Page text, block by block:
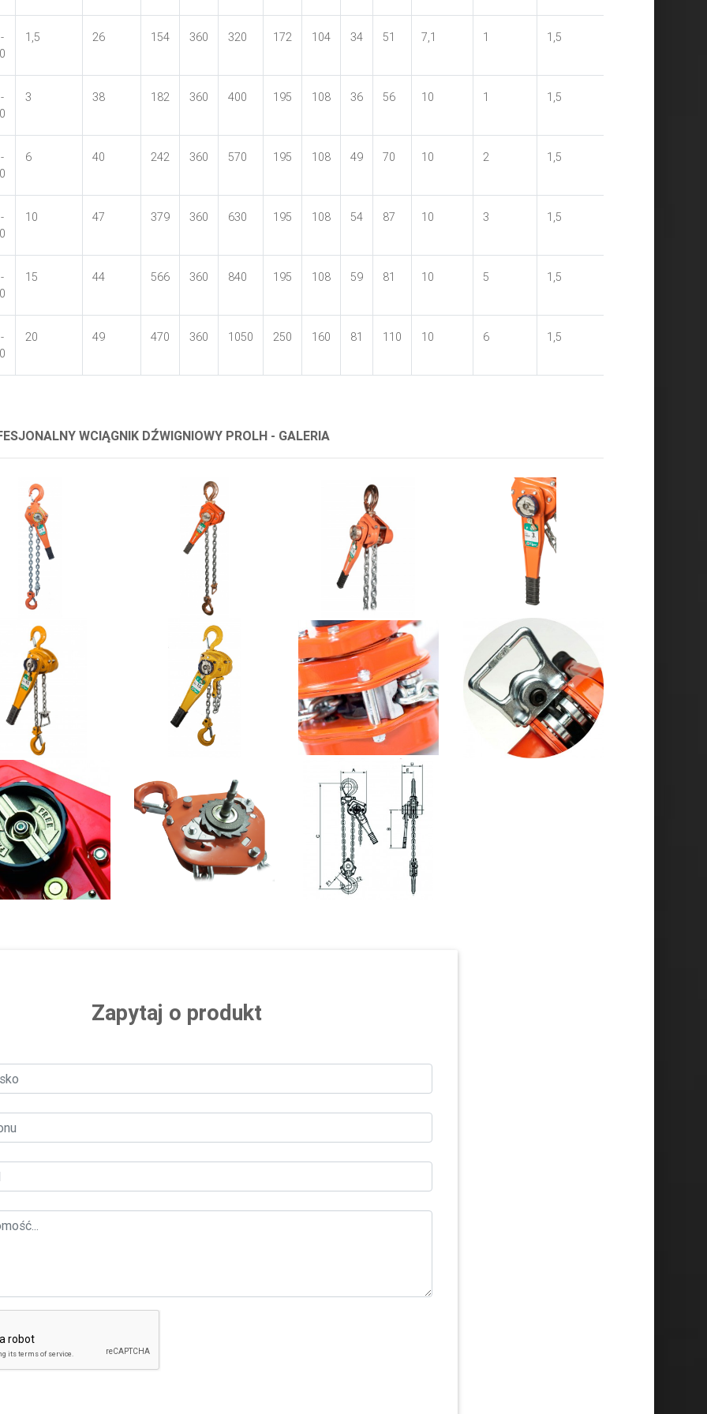
1,5 26 154 360 320 172 104 34 51 7,1 1 1,5
3 38 182 360 400 195 108 36 56 10 1 1,5
6 40 242 360 570 195 108 49 70 10 2 1,5
10 47 379 360 630 195 108 54 87 10 3 1,5
15 44 566 360 840 195 108 59 81 10 5 1,5
20 49 470 360 1050 250 160 81 110 10 6 1,5
WCIĄGNIK DŹWIGNIOWY PROLH - GALERIA
Zapytaj o produkt